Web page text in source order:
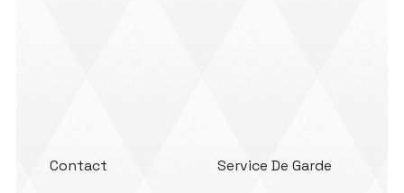
Contact Service De Garde